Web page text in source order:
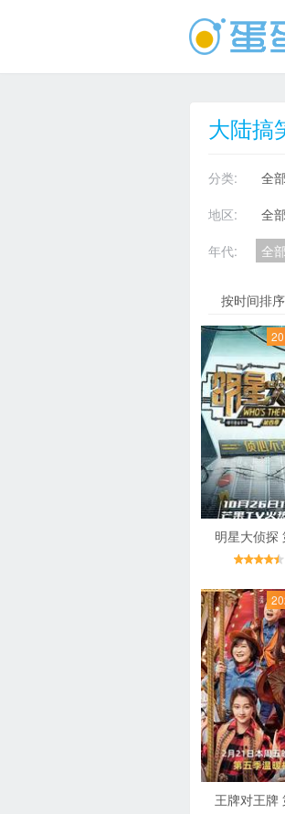
大陆搞
分类: 全部
地区:
全部
年代:
全部
按时间排序
明星大侦探
王牌对王牌